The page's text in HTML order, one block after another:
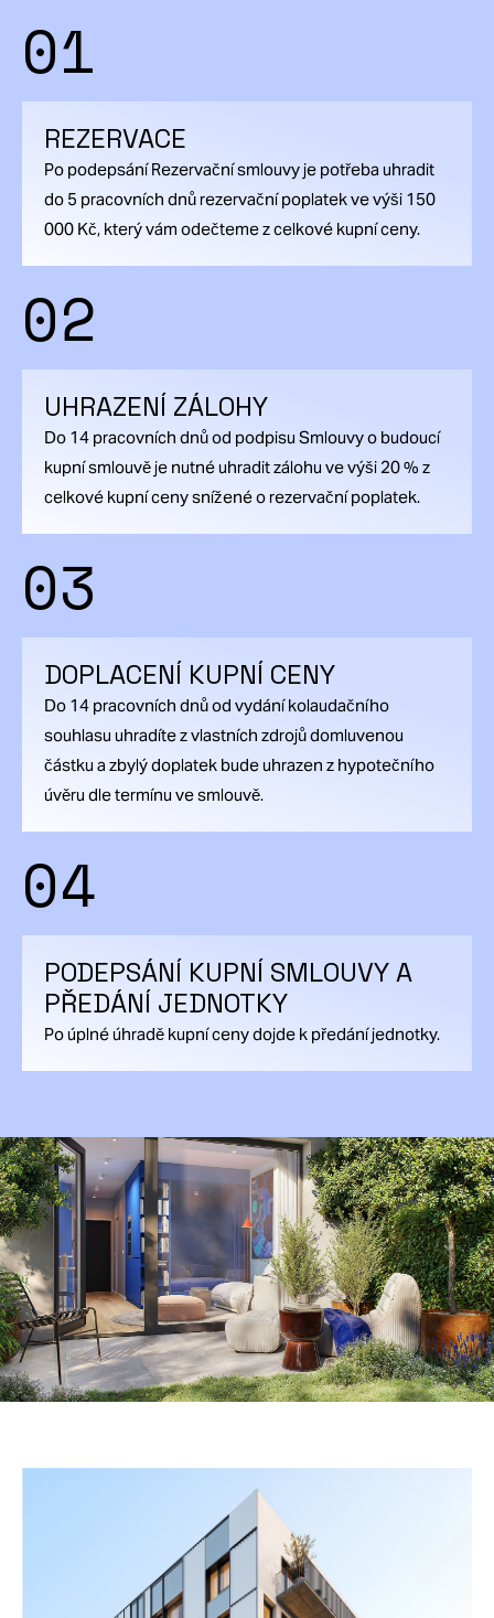
01
REZERVACE
Po podepsání Rezervační smlouvy je potřeba uhradit
do 5 pracovních dnů rezervační poplatek ve výši 150
000 Kč, který vám odečteme z celkové kupní ceny.
02
UHRAZENÍ ZÁLOHY
Do 14 pracovních dnů od podpisu Smlouvy o budoucí
kupní smlouvě je nutné uhradit zálohu ve výši 20 % z
celkové kupní ceny snížené o rezervační poplatek.
03
DOPLACENÍ KUPNÍ CENY
Do 14 pracovních dnů od vydání kolaudačního
souhlasu uhradíte z vlastních zdrojů domluvenou
částku a zbylý doplatek bude uhrazen z hypotečního
úvěru dle termínu ve smlouvě.
04
PODEPSÁNÍ KUPNÍ SMLOUVY A
PŘEDÁNÍ JEDNOTKY
Po úplné úhradě kupní ceny dojde k předání jednotky.